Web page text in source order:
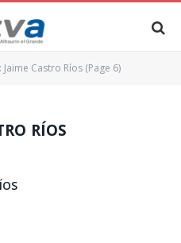
Castro Ríos (Page 6)
RÍOS